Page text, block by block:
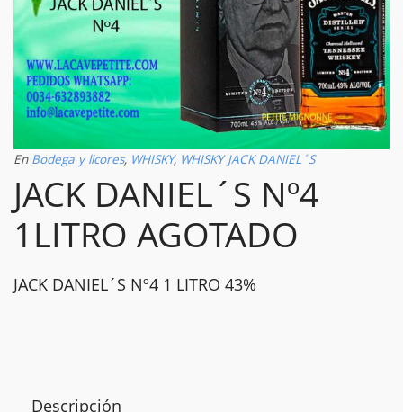
En Bodega y licores, WHISKY, WHISKY JACK DANIEL´S
JACK DANIEL´S Nº4
1LITRO AGOTADO
JACK DANIEL´S Nº4 1 LITRO 43%
Descripción